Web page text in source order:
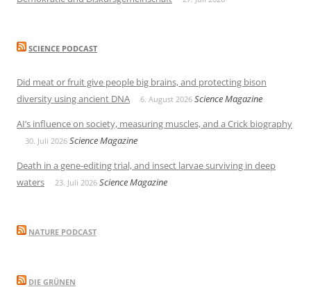
SCIENCE PODCAST
Did meat or fruit give people big brains, and protecting bison
diversity using ancient DNA
6. August 2026 Science Magazine
AI’s influence on society, measuring muscles, and a Crick biography
30. Juli 2026 Science Magazine
Death in a gene-editing trial, and insect larvae surviving in deep
waters
23. Juli 2026 Science Magazine
NATURE PODCAST
DIE GRÜNEN